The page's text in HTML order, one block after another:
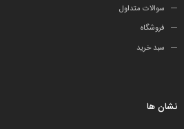
سوالات متداول
فروشگاه
سبد خرید
نشان ها